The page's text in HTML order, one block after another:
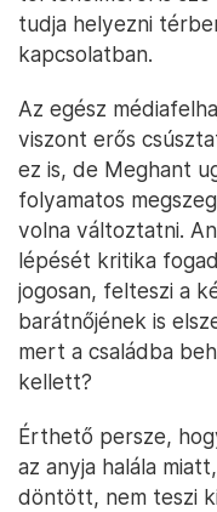
tudja helyezni
kapcsolatban.
Az egész
viszont erős
ez is, de Meghant
folyamatos
volna változtatni.
lépését kritika
jogosan, felteszi a
barátnőjének is
mert a családba
kellett?
Érthető persze,
az anyja halála
döntött, nem teszi